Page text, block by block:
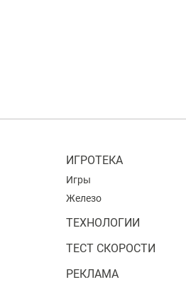
ИГРОТЕКА
Игры
Железо
ТЕХНОЛОГИИ
ТЕСТ СКОРОСТИ
РЕКЛАМА